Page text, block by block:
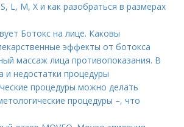
L, M, X и как разобраться в размерах
Ботокс на лице. Каковы
эффекты от ботокса
массаж лица противопоказания. В
и недостатки процедуры
процедуры можно делать
процедуры –, что